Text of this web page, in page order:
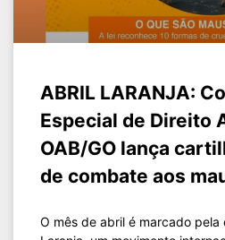
ABRIL LARANJA:
Especial de Direito
OAB/GO lança
de combate aos
O mês de abril é marcado pela